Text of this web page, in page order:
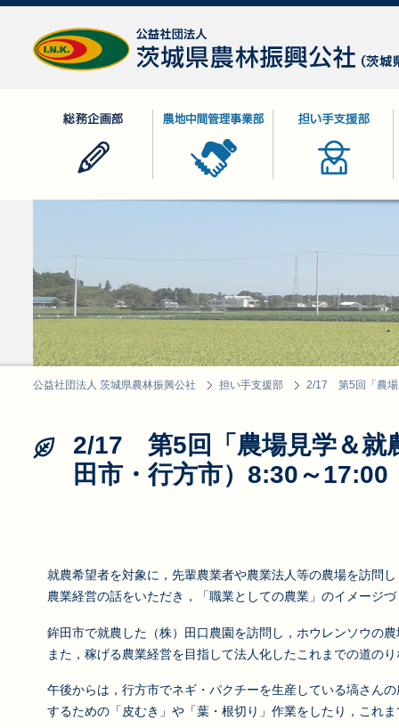
公益社団法人 茨城県農林振興公社 担い手支援部 2/17 第5回「農場
2/17 第5回「農場見学＆就
田市・行方市）8:30～17:00
就農希望者を対象に，先輩農業者や農業法人等の農場を訪問
農業経営の話をいただき，「職業としての農業」のイメージ
鉾田市で就農した（株）田口農園を訪問し，ホウレンソウの
また，稼げる農業経営を目指して法人化したこれまでの道の
午後からは，行方市でネギ・パクチーを生産している塙さん
するための「皮むき」や「葉・根切り」作業をしたり，これ